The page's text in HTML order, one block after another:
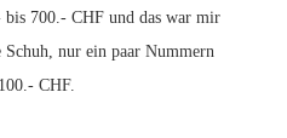
bis 700.- CHF und das war mir
Schuh, nur ein paar Nummern
CHF.